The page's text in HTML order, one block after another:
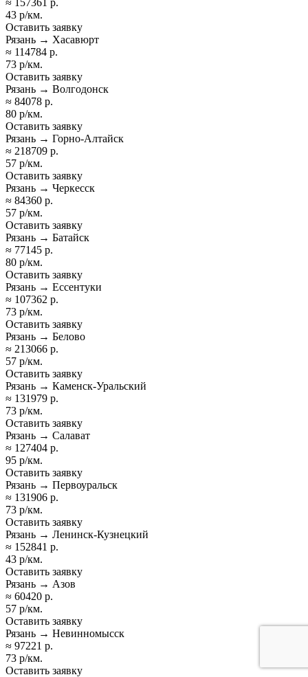
43 р/км.
Оставить заявку
Рязань → Хасавюрт
≈ 114784 р.
73 р/км.
Оставить заявку
Рязань → Волгодонск
≈ 84078 р.
80 р/км.
Оставить заявку
Рязань → Горно-Алтайск
≈ 218709 р.
57 р/км.
Оставить заявку
Рязань → Черкесск
≈ 84360 р.
57 р/км.
Оставить заявку
Рязань → Батайск
≈ 77145 р.
80 р/км.
Оставить заявку
Рязань → Ессентуки
≈ 107362 р.
73 р/км.
Оставить заявку
Рязань → Белово
≈ 213066 р.
57 р/км.
Оставить заявку
Рязань → Каменск-Уральский
≈ 131979 р.
73 р/км.
Оставить заявку
Рязань → Салават
≈ 127404 р.
95 р/км.
Оставить заявку
Рязань → Первоуральск
≈ 131906 р.
73 р/км.
Оставить заявку
Рязань → Ленинск-Кузнецкий
≈ 152841 р.
43 р/км.
Оставить заявку
Рязань → Азов
≈ 60420 р.
57 р/км.
Оставить заявку
Рязань → Невинномысск
≈ 97221 р.
73 р/км.
Оставить заявку